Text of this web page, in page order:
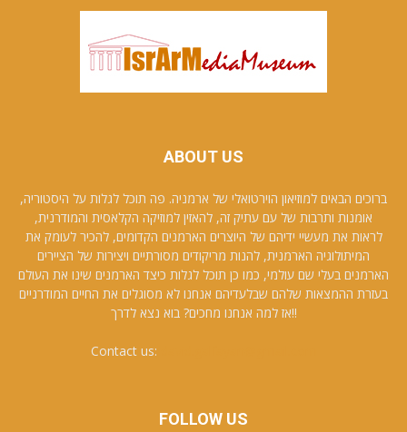
ABOUT US
ברוכים הבאים למוזיאון הוירטואלי של ארמניה. פה תוכל לגלות על היסטוריה,
אומנות ותרבות של עם עתיק זה, להאזין למוזיקה הקלאסית והמודרנית,
לראות את מעשיי ידיהם של היוצרים הארמנים הקדומים, להכיר לעומק את
המיתולוגיה הארמנית, להנות מריקודים מסורתיים ויצירות של הציירים
הארמנים בעלי שם עולמי, כמו כן תוכל לגלות כיצד הארמנים שינו את העולם
בעזרת ההמצאות שלהם שבלעדיהם אנחנו לא מסוגלים את החיים המודרניים
!!אז למה אנחנו מחכים? בוא נצא לדרך
Contact us:
FOLLOW US